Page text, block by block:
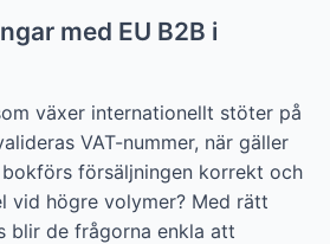
med EU B2B i
växer internationellt stöter på
VAT-nummer, när gäller
försäljningen korrekt och
vid högre volymer? Med rätt
blir de frågorna enkla att